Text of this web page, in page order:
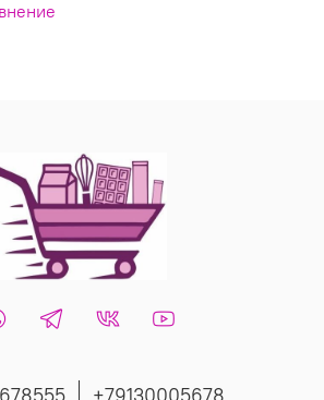
+79130005678